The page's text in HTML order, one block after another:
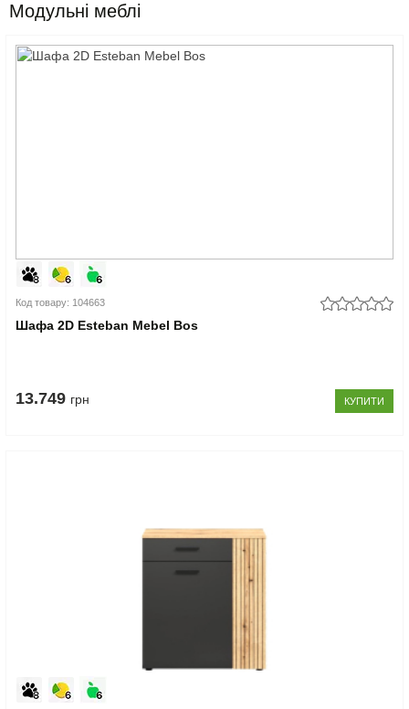
Модульні меблі
Код товару: 104663
Шафа 2D Esteban Mebel Bos
13.749 грн КУПИТИ